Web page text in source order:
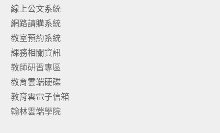
線上公文系統
網路請購系統
教室預約系統
課務相關資訊
教師研習專區
教育雲端硬碟
教育雲電子信箱
翰林雲端學院